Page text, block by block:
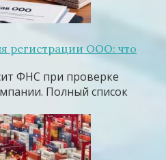
регистрации ООО: что
ФНС при проверке
Полный список